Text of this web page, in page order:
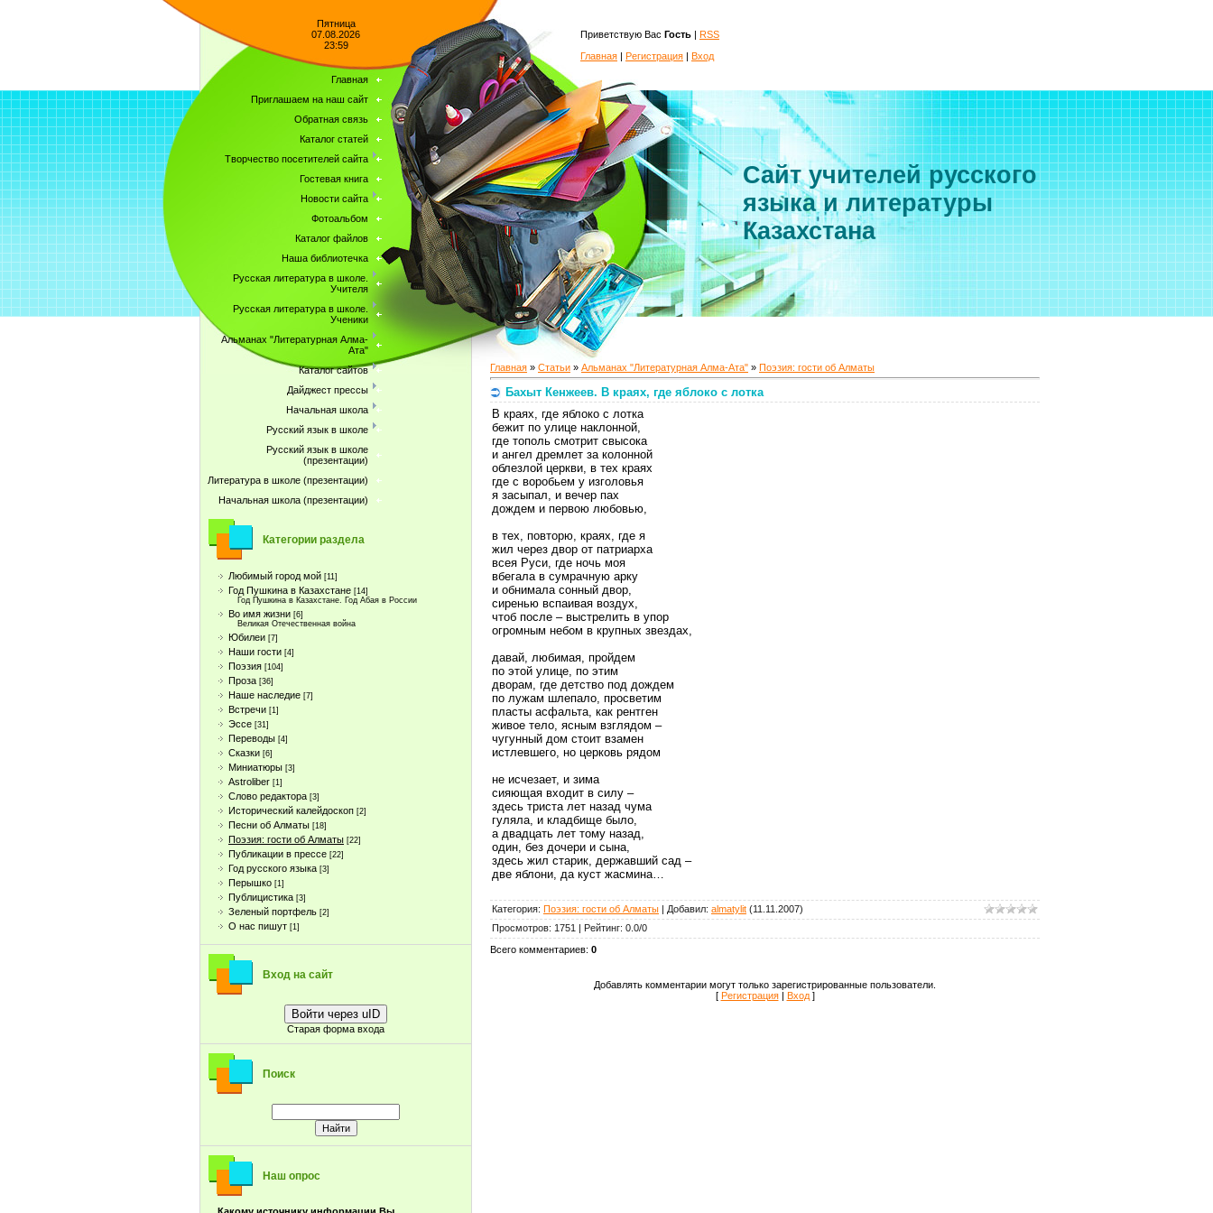
Пятница
07.08.2026
23:59
Главная
Приглашаем на наш сайт
Обратная связь
Каталог статей
Творчество посетителей сайта
Гостевая книга
Новости сайта
Фотоальбом
Каталог файлов
Наша библиотечка
Русская литература в школе.
Учителя
Русская литература в школе.
Ученики
Альманах "Литературная Алма-
Ата"
Каталог сайтов
Дайджест прессы
Начальная школа
Русский язык в школе
Русский язык в школе
(презентации)
Литература в школе (презентации)
Начальная школа (презентации)
Категории раздела
Любимый город мой [11]
Год Пушкина в Казахстане [14]
Год Пушкина в Казахстане. Год Абая в России
Во имя жизни [6]
Великая Отечественная война
Юбилеи [7]
Наши гости [4]
Поэзия [104]
Проза [36]
Наше наследие [7]
Встречи [1]
Эссе [31]
Переводы [4]
Сказки [6]
Миниатюры [3]
Astroliber [1]
Слово редактора [3]
Исторический калейдоскоп [2]
Песни об Алматы [18]
Поэзия: гости об Алматы [22]
Публикации в прессе [22]
Год русского языка [3]
Перышко [1]
Публицистика [3]
Зеленый портфель [2]
О нас пишут [1]
Вход на сайт
Войти через uID
Старая форма входа
Поиск
Наш опрос
Приветствую Вас Гость | RSS
Главная | Регистрация | Вход
Сайт учителей русского
языка и литературы
Казахстана
Главная » Статьи » Альманах "Литературная Алма-Ата" » Поэзия: гости об Алматы
Бахыт Кенжеев. В краях, где яблоко с лотка
В краях, где яблоко с лотка
бежит по улице наклонной,
где тополь смотрит свысока
и ангел дремлет за колонной
облезлой церкви, в тех краях
где с воробьем у изголовья
я засыпал, и вечер пах
дождем и первою любовью,
в тех, повторю, краях, где я
жил через двор от патриарха
всея Руси, где ночь моя
вбегала в сумрачную арку
и обнимала сонный двор,
сиренью вспаивая воздух,
чтоб после – выстрелить в упор
огромным небом в крупных звездах,
давай, любимая, пройдем
по этой улице, по этим
дворам, где детство под дождем
по лужам шлепало, просветим
пласты асфальта, как рентген
живое тело, ясным взглядом –
чугунный дом стоит взамен
истлевшего, но церковь рядом
не исчезает, и зима
сияющая входит в силу –
здесь триста лет назад чума
гуляла, и кладбище было,
а двадцать лет тому назад,
один, без дочери и сына,
здесь жил старик, державший сад –
две яблони, да куст жасмина…
Категория: Поэзия: гости об Алматы | Добавил: almatylit (11.11.2007)
Просмотров: 1751 | Рейтинг: 0.0/0
Всего комментариев: 0
Добавлять комментарии могут только зарегистрированные пользователи.
[ Регистрация| Вход]